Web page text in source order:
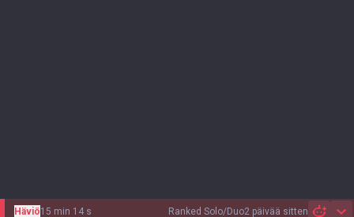
Ranked Solo/Duo2 päivää sitten
Häviö15 min 14 s